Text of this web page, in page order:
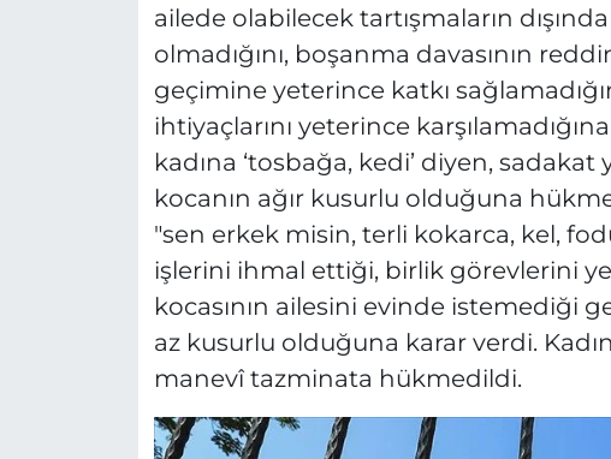
ailede olabilecek tartışmaların
olmadığını, boşanma davasının
geçimine yeterince katkı
ihtiyaçlarını yeterince
kadına ‘tosbağa, kedi’ diyen,
kocanın ağır kusurlu olduğuna
"sen erkek misin, terli kokarca, kel,
işlerini ihmal ettiği, birlik görevlerini
kocasının ailesini evinde istemediği
az kusurlu olduğuna karar verdi.
manevî tazminata hükmedildi.